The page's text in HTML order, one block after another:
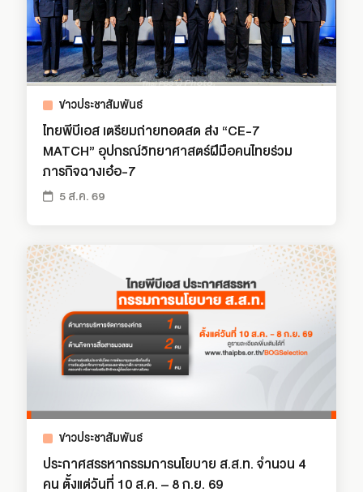
ข่าวประชาสัมพันธ์
ไทยพีบีเอส เตรียมถ่ายทอดสด ส่ง “CE-7
MATCH” อุปกรณ์วิทยาศาสตร์ฝีมือคนไทยร่วม
ภารกิจฉางเอ๋อ-7
5 ส.ค. 69
ข่าวประชาสัมพันธ์
ประกาศสรรหากรรมการนโยบาย ส.ส.ท. จำนวน 4
คน ตั้งแต่วันที่ 10 ส.ค. – 8 ก.ย. 69